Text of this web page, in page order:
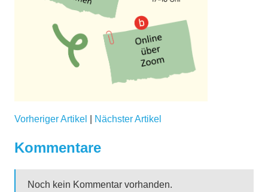
Vorheriger Artikel Nächster Artikel
Kommentare
Noch kein Kommentar vorhanden.